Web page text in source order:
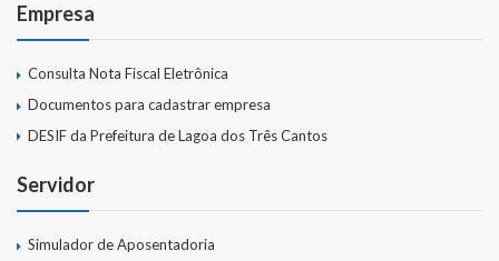
Empresa
Consulta Nota Fiscal Eletrônica
Documentos para cadastrar empresa
DESIF da Prefeitura de Lagoa dos Três Cantos
Servidor
Simulador de Aposentadoria